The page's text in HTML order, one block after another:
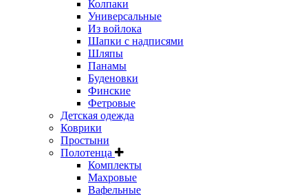
Колпаки
Универсальные
Из войлока
Шапки с надписями
Шляпы
Панамы
Буденовки
Финские
Фетровые
Детская одежда
Коврики
Простыни
Полотенца
Комплекты
Махровые
Вафельные